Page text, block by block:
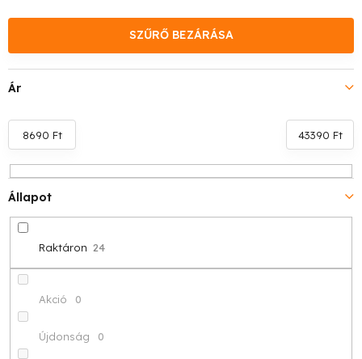
é
k
e
r
e
n
d
e
SZŰRŐ BEZÁRÁSA
Ár
8690 Ft 43390 Ft
Állapot
Raktáron 24
Akció 0
Újdonság 0